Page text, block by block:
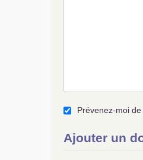
Prévenez-moi
Ajouter un